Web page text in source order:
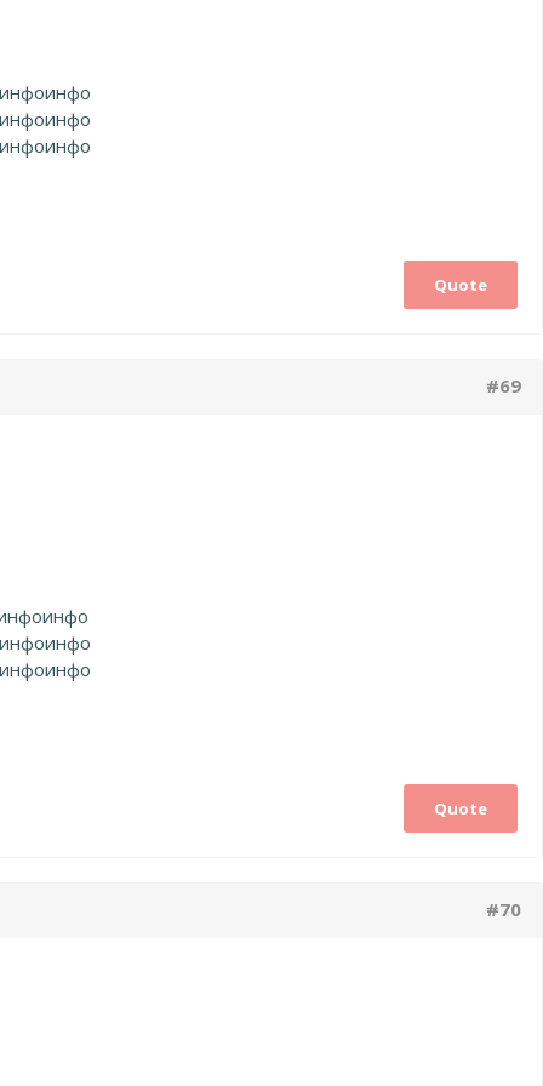
инфоинфо
инфоинфо
инфоинфо
Quote
#69
инфо
инфоинфо
инфоинфо
Quote
#70